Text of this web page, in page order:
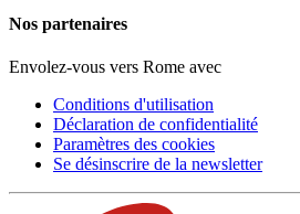
Nos partenaires
Envolez-vous vers Rome avec
Conditions d'utilisation
Déclaration de confidentialité
Paramètres des cookies
Se désinscrire de la newsletter